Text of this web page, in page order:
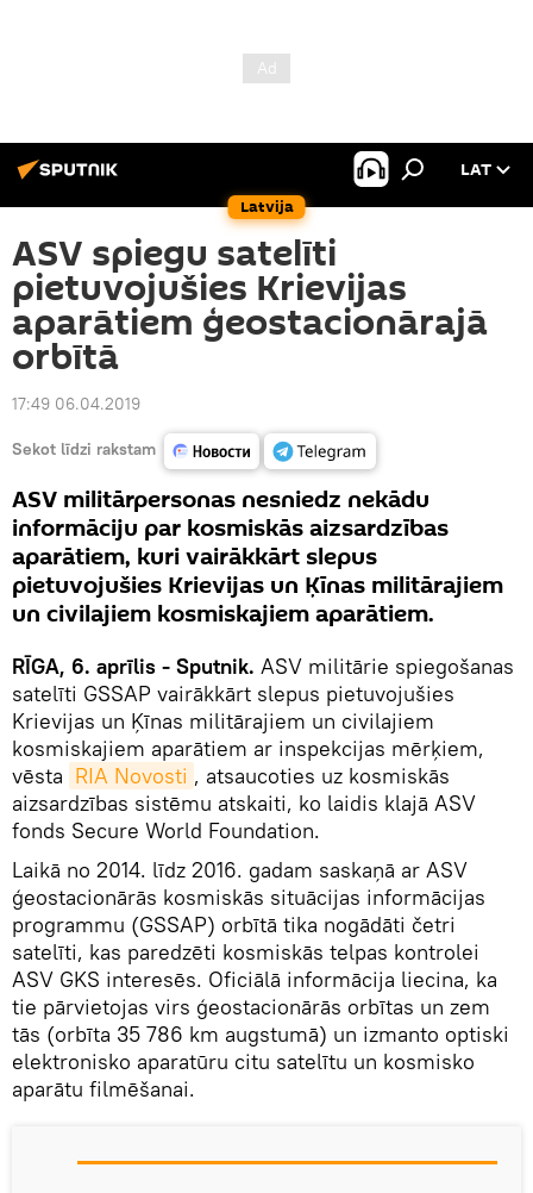
Latvija
LAT
ASV spiegu satelīti
pietuvojušies Krievijas
aparātiem ģeostacionārajā
orbītā
17:49 06.04.2019
Sekot līdzi rakstam
ASV militārpersonas nesniedz nekādu
informāciju par kosmiskās aizsardzības
aparātiem, kuri vairākkārt slepus
pietuvojušies Krievijas un Ķīnas militārajiem
un civilajiem kosmiskajiem aparātiem.
RĪGA, 6. aprīlis - Sputnik. ASV militārie spiegošanas
satelīti GSSAP vairākkārt slepus pietuvojušies
Krievijas un Ķīnas militārajiem un civilajiem
kosmiskajiem aparātiem ar inspekcijas mērķiem,
vēsta RIA Novosti , atsaucoties uz kosmiskās
aizsardzības sistēmu atskaiti, ko laidis klajā ASV
fonds Secure World Foundation.
Laikā no 2014. līdz 2016. gadam saskaņā ar ASV
ģeostacionārās kosmiskās situācijas informācijas
programmu (GSSAP) orbītā tika nogādāti četri
satelīti, kas paredzēti kosmiskās telpas kontrolei
ASV GKS interesēs. Oficiālā informācija liecina, ka
tie pārvietojas virs ģeostacionārās orbītas un zem
tās (orbīta 35 786 km augstumā) un izmanto optiski
elektronisko aparatūru citu satelītu un kosmisko
aparātu filmēšanai.